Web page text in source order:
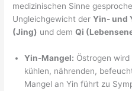
medizinischen Sinne
Ungleichgewicht derYin- und
(Jing) und demQi
Yin-Mangel: Östrogen
kühlen, nährenden,
Mangel an Yin führt zu